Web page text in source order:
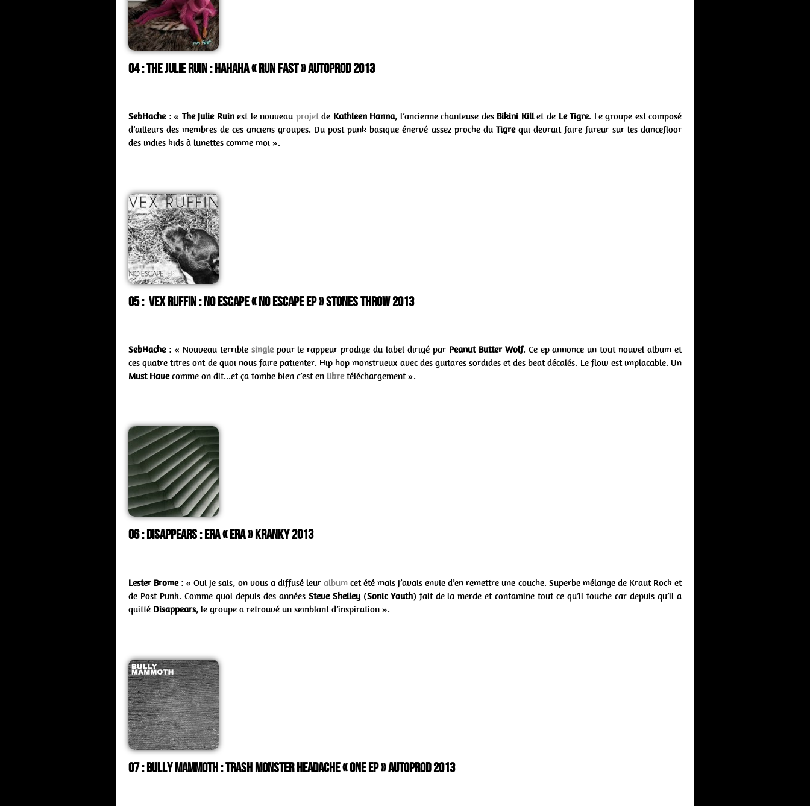
04 : The Julie Ruin : hahaha « Run Fast » Autoprod 2013
SebHache : « The Julie Ruinest le nouveau projet de Kathleen Hanna, l’ancienne chanteuse des Bikini Killet de Le Tigre. Le groupe est composé
d’ailleurs des membres de ces anciens groupes. Du post punk basique énervé assez proche du Tigrequi devrait faire fureur sur les dancefloor
des indies kids à lunettes comme moi ».
05 : Vex Ruffin : no escape « No Escape ep » Stones Throw 2013
SebHache : « Nouveau terrible singlepour le rappeur prodige du label dirigé par Peanut Butter Wolf. Ce ep annonce un tout nouvel album et
ces quatre titres ont de quoi nous faire patienter. Hip hop monstrueux avec des guitares sordides et des beat décalés. Le flow est implacable. Un
Must Havecomme on dit…et ça tombe bien c’est en libre téléchargement ».
06 : Disappears : Era « Era » Kranky 2013
Lester Brome : « Oui je sais, on vous a diffusé leur albumcet été mais j’avais envie d’en remettre une couche. Superbe mélange de Kraut Rock et
de Post Punk. Comme quoi depuis des années Steve Shelley(Sonic Youth) fait de la merde et contamine tout ce qu’il touche car depuis qu’il a
quitté Disappears, le groupe a retrouvé un semblant d’inspiration ».
07 : Bully Mammoth : trash monster headache « One ep » Autoprod 2013